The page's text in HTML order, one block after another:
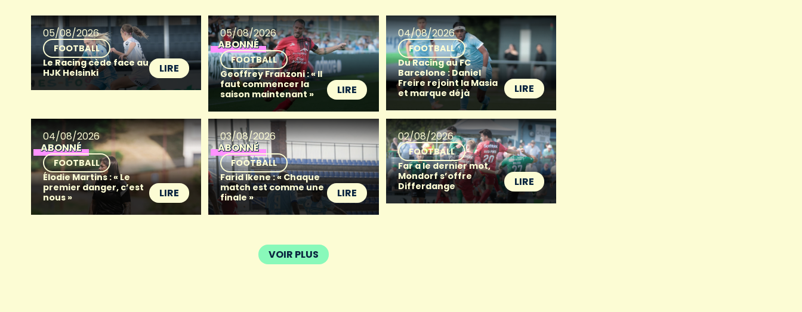
05/08/2026
FOOTBALL
Le Racing cède face au
HJK Helsinki
LIRE
05/08/2026
ABONNÉ
FOOTBALL
Geoffrey Franzoni : « Il
faut commencer la
saison maintenant »
LIRE
04/08/2026
FOOTBALL
Du Racing au FC
Barcelone : Daniel
Freire rejoint la Masia
et marque déjà
LIRE
04/08/2026
ABONNÉ
FOOTBALL
Élodie Martins : « Le
premier danger, c’est
nous »
LIRE
03/08/2026
ABONNÉ
FOOTBALL
Farid Ikene : « Chaque
match est comme une
finale »
LIRE
02/08/2026
FOOTBALL
Far a le dernier mot,
Mondorf s’offre
Differdange
LIRE
VOIR PLUS